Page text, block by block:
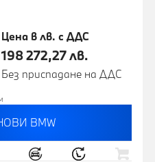
Цена в лв. с ДДС
198 272,27 лв.
Без приспадане на ДДС
BMW